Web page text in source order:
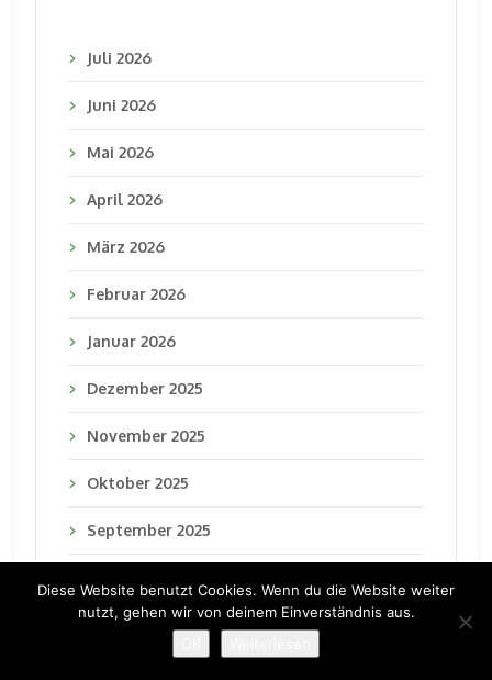
Juli 2026
Juni 2026
Mai 2026
April 2026
März 2026
Februar 2026
Januar 2026
Dezember 2025
November 2025
Oktober 2025
September 2025
Juni 2025
Diese Website benutzt Cookies. Wenn du die Website weiter
nutzt, gehen wir von deinem Einverständnis aus.